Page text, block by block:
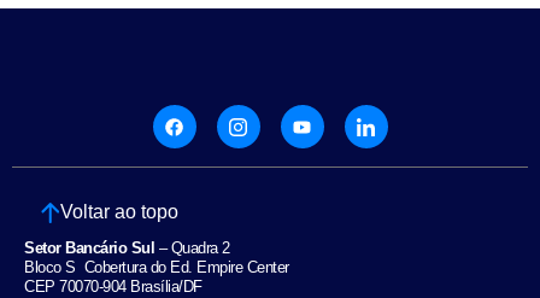
Voltar ao topo
Setor Bancário Sul – Quadra 2
Bloco S Cobertura do Ed. Empire Center
CEP 70070-904 Brasília/DF